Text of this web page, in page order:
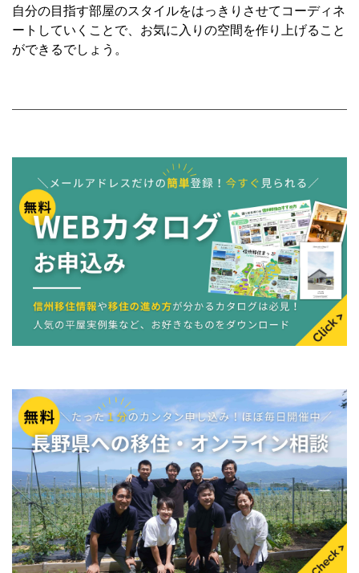
自分の目指す部屋のスタイルをはっきりさせてコーディネ
ートしていくことで、お気に入りの空間を作り上げること
ができるでしょう。